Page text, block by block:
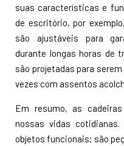
suas características e
de escritório, por
são ajustáveis para
durante longas horas de
são projetadas para
vezes com assentos
Em resumo, as
nossas vidas
objetos funcionais; são